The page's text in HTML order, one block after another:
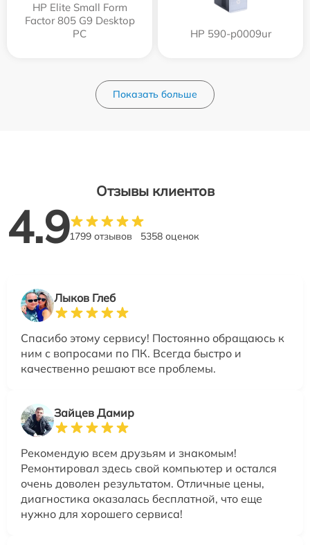
HP Elite Small Form
Factor 805 G9 Desktop
PC
HP 590-p0009ur
Показать больше
Отзывы клиентов
4.91799 отзывов 5358 оценок
Лыков Глеб
Спасибо этому сервису! Постоянно обращаюсь к
ним с вопросами по ПК. Всегда быстро и
качественно решают все проблемы.
Зайцев Дамир
Рекомендую всем друзьям и знакомым!
Ремонтировал здесь свой компьютер и остался
очень доволен результатом. Отличные цены,
диагностика оказалась бесплатной, что еще
нужно для хорошего сервиса!